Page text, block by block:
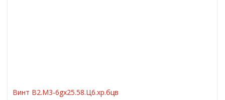
Винт В2.М3-6gх25.58.Ц6.хр.бцв